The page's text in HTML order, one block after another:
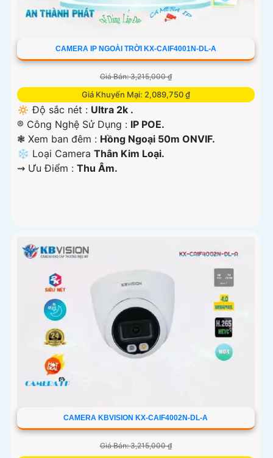
CAMERA IP NGOÀI TRỜI KX-CAIF4001N-DL-A
Giá Bán: 3,215,000 ₫
Giá Khuyến Mại: 2,089,750 ₫
🔅 Độ sắc nét : Ultra 2k .
®️ Công Nghệ Sử Dụng : IP POE.
❃ Xem ban đêm : Hồng Ngoại 50m ONVIF.
❄ Loại Camera Thân Kim Loại.
️⇝ Ưu Điểm : Thu Âm.
CAMERA KBVISION KX-CAIF4002N-DL-A
Giá Bán: 3,215,000 ₫